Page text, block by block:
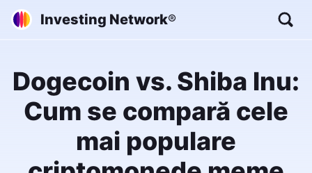
Investing Network®
Dogecoin vs. Shiba Inu:
Cum se compară cele
mai populare